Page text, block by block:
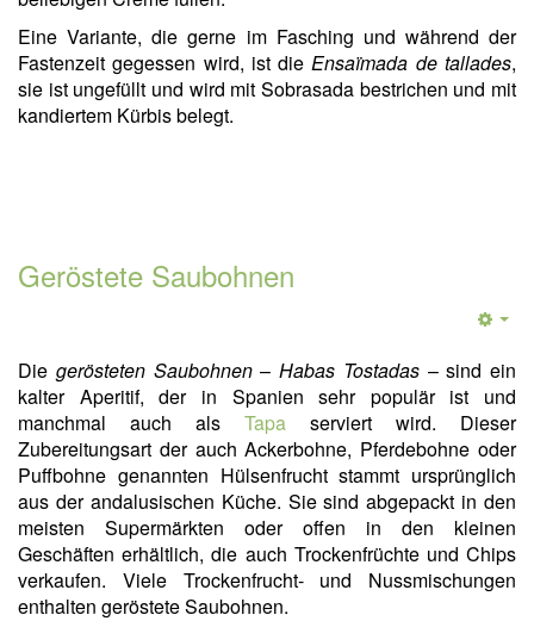
Eine Variante, die gerne im Fasching und während der
Fastenzeit gegessen wird, ist dieEnsaïmada de tallades,
sie ist ungefüllt und wird mit Sobrasada bestrichen und mit
kandiertem Kürbis belegt.
Geröstete Saubohnen
Die gerösteten Saubohnen– Habas Tostadas– sind ein
kalter Aperitif, der in Spanien sehr populär ist und
manchmal auch als Tapa serviert wird. Dieser
Zubereitungsart der auch Ackerbohne, Pferdebohne oder
Puffbohne genannten Hülsenfrucht stammt ursprünglich
aus der andalusischen Küche. Sie sind abgepackt in den
meisten Supermärkten oder offen in den kleinen
Geschäften erhältlich, die auch Trockenfrüchte und Chips
verkaufen. Viele Trockenfrucht- und Nussmischungen
enthalten geröstete Saubohnen.